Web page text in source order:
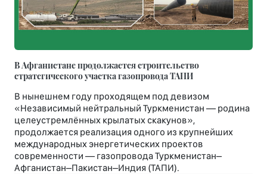
В Афганистане продолжается строительство
стратегического участка газопровода ТАПИ
В нынешнем году проходящем под девизом
«Независимый нейтральный Туркменистан — родина
целеустремлённых крылатых скакунов»,
продолжается реализация одного из крупнейших
международных энергетических проектов
современности — газопровода Туркменистан–
Афганистан–Пакистан–Индия (ТАПИ).